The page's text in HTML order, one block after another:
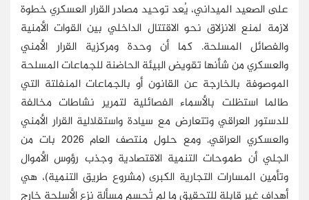
على الصعيد الميداني، يُعد توحيد مصادر القرار العسكري خطوة
لازمة لمنع الانزلاق نحو الاقتتال الداخلي بين القوات الأمنية
والفصائل المسلحة. كما أن وحدة ومركزية القرار الأمني
والعسكري من شأنها تقويض البيئة الحاضنة للجماعات المسلحة
الموصوفة بالخارجة عن القانون أو بالجماعات المنفلتة التي
طالما استظلت بالأسماء الفصائلية لتمرير نشاطات مخالفة
للدستور العراقي وتتعارض مع سيادة واستقلالية القرار الأمني
والعسكري العراقي. ومع حلول منتصف العام 2026 بات من
الجلي أن طموحات التنمية الاقتصادية وجذب رؤوس الأموال
وتأمين المسارات التجارية الكبرى (مشروع طريق التنمية)، هي
أهداف غير قابلة للتحقيق ما لم تُحسم مسألة نزع الأسلحة خارج